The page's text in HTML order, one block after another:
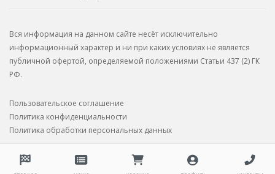
Рекламации по услугам
Подбор запчастей
Каталог запчастей
Вся информация на данном сайте несёт исключительно
информационный характер и ни при каких условиях не является
публичной офертой, определяемой положениями Статьи 437 (2) ГК
РФ.
Пользовательское соглашение
Политика конфиденциальности
Политика обработки персональных данных